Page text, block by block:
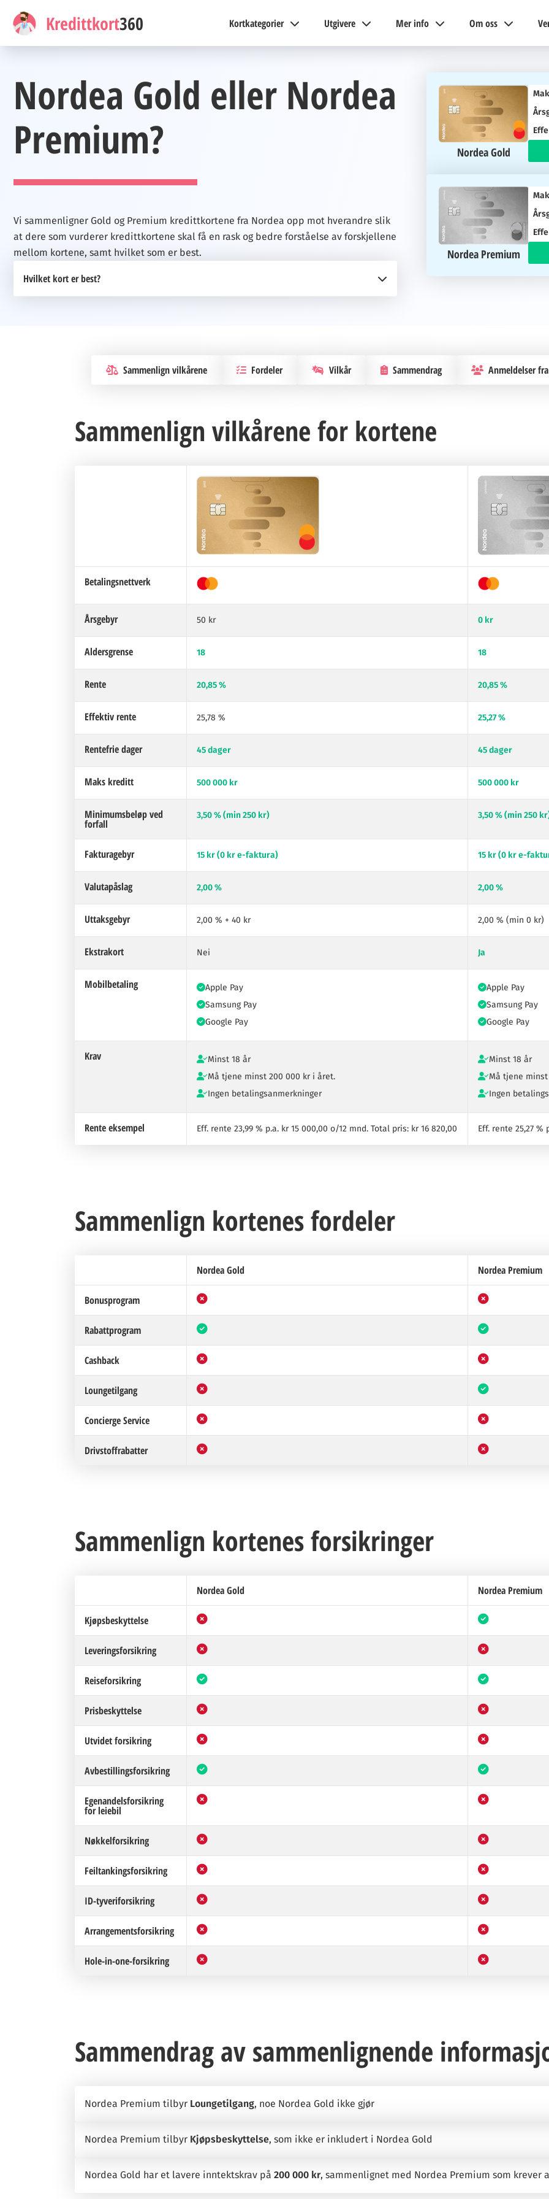
Kredittkort360 Kortkategorier Utgivere Mer info Om oss
Nordea Gold eller Nordea
Premium?
Vi sammenligner Gold og Premium kredittkortene fra Nordea opp mot hverandre slik
at dere som vurderer kredittkortene skal få en rask og bedre forståelse av forskjellene
mellom kortene, samt hvilket som er best.
Hvilket kort er best?
Nordea Gold
Nordea Premium
Sammenlign vilkårene Fordeler Vilkår Sammendrag Anmeldelser
Sammenlign vilkårene for kortene
Betalingsnettverk
Årsgebyr 50 kr 0 kr
Aldersgrense 18 18
Rente 20,85 % 20,85 %
Effektiv rente 25,78 % 25,27 %
Rentefrie dager 45 dager 45 dager
Maks kreditt 500 000 kr 500 000 kr
Minimumsbeløp ved
forfall
3,50 % (min 250 kr) 3,50 % (min 250
Fakturagebyr 15 kr (0 kr e-faktura) 15 kr (0 kr e-
Valutapåslag 2,00 % 2,00 %
Uttaksgebyr 2,00 % + 40 kr 2,00 % (min 0 kr)
Ekstrakort Nei Ja
Mobilbetaling
Apple Pay
Samsung Pay
Google Pay
Apple Pay
Samsung Pay
Google Pay
Krav
Minst 18 år
Må tjene minst 200 000 kr i året.
Ingen betalingsanmerkninger
Minst 18 år
Må tjene
Ingen
Rente eksempel Eff. rente 23,99 % p.a. kr 15 000,00 o/12 mnd. Total pris: kr 16 820,00 Eff. rente 25,27
Sammenlign kortenes fordeler
Nordea Gold Nordea Premium
Bonusprogram
Rabattprogram
Cashback
Loungetilgang
Concierge Service
Drivstoffrabatter
Sammenlign kortenes forsikringer
Nordea Gold Nordea Premium
Kjøpsbeskyttelse
Leveringsforsikring
Reiseforsikring
Prisbeskyttelse
Utvidet forsikring
Avbestillingsforsikring
Egenandelsforsikring
for leiebil
Nøkkelforsikring
Feiltankingsforsikring
ID-tyveriforsikring
Arrangementsforsikring
Hole-in-one-forsikring
Sammendrag av sammenlignende
Nordea Premium tilbyr Loungetilgang, noe Nordea Gold ikke gjør
Nordea Premium tilbyr Kjøpsbeskyttelse, som ikke er inkludert i Nordea Gold
Nordea Gold har et lavere inntektskrav på 200 000 kr, sammenlignet med Nordea Premium som krever